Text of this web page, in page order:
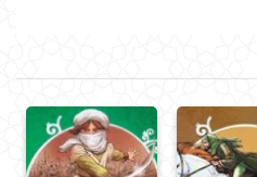
العباس(ع) است؛ یکی از
وفاداری و شجاعت.
می‌شوند که تا آخرین لحظه در
به عنوان الگوی وفاداری شناخته